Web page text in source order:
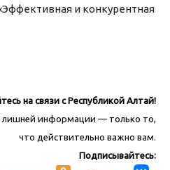
и конкурентная
на связи с Республикой Алтай!
лишней информации — только то,
что действительно важно вам.
Подписывайтесь: